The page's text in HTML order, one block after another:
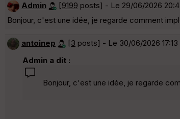
Admin [9199 posts] - Le 29/06/2026
Bonjour, c'est une idée, je regarde comment
antoinep [3 posts] - Le 30/06/2026 17:13
Admin a dit :
Bonjour, c'est une idée, je regarde